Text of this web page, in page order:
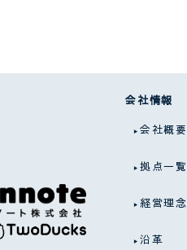
会社情報
会社概要
拠点一覧
経営理念
沿革